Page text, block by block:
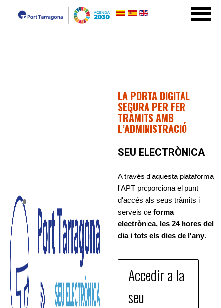
LA PORTA DIGITAL
SEGURA PER FER
TRÀMITS AMB
L’ADMINISTRACIÓ
SEU ELECTRÒNICA
A través d'aquesta plataforma
l'APT proporciona el punt
d'accés als seus tràmits i
serveis de forma
electrònica, les 24 hores del
dia i tots els dies de l'any.
Accedir a la
seu